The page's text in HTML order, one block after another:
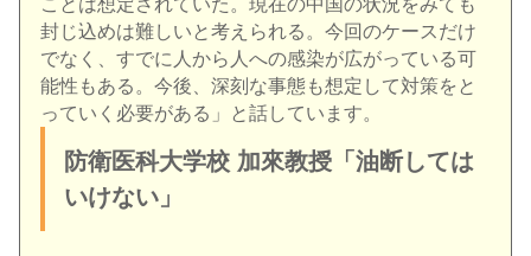
封じ込めは難しいと考えられる。今回のケースだけ
でなく、すでに人から人への感染が広がっている可
能性もある。今後、深刻な事態も想定して対策をと
っていく必要がある」と話しています。
防衛医科大学校 加來教授「油断しては
いけない」